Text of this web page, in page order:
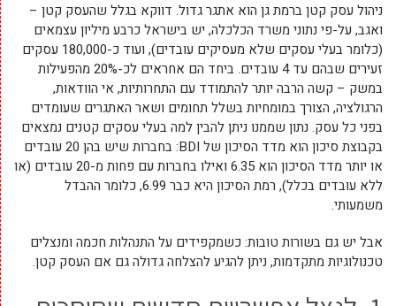
ניהול עסק קטן ברמת גן הוא אתגר גדול. דווקא בגלל שהעסק קטן –
ואגב, על-פי נתוני משרד הכלכלה, יש בישראל כרבע מיליון עצמאים
(כלומר בעלי עסקים שלא מעסיקים עובדים), ועוד כ-180,000 עסקים
זעירים שבהם עד 4 עובדים. ביחד הם אחראים לכ-20% מהפעילות
במשק – קשה הרבה יותר להתמודד עם התחרותיות, אי הוודאות,
הרגולציה, הצורך במומחיות בשלל תחומים ושאר האתגרים שעומדים
בפני כל עסק. נתון שממנו ניתן להבין למה בעלי עסקים קטנים נמצאים
בקבוצת סיכון הוא מדד הסיכון של BDI: בחברות שיש בהן 20 עובדים
או יותר מדד הסיכון הוא 6.35 ואילו בחברות עם פחות מ-20 עובדים (או
ללא עובדים בכלל), רמת הסיכון היא כבר 6.99, כלומר ההבדל
משמעותי.
אבל יש גם בשורות טובות: כשמקפידים על התנהלות חכמה ומנצלים
טכנולוגיות מתקדמות, ניתן להגיע להצלחה גדולה גם אם העסק קטן.